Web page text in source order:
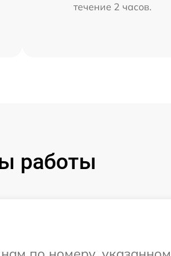
течение 2 часов.
работы